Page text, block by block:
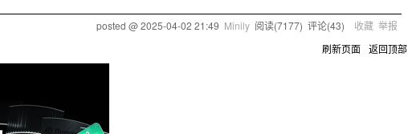
posted @2025-04-02 21:49 Minily 阅读(7177) 评论(43) 收藏 举报
刷新页面 返回顶部